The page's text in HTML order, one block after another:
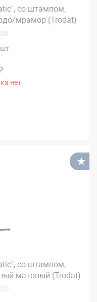
со штампом,
мрамор (Trodat)
нет
со штампом,
матовый (Trodat)